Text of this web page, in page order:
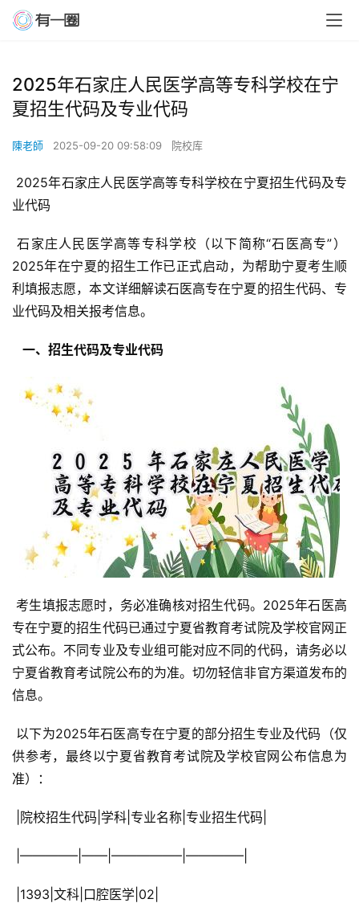
2025年石家庄人民医学高等专科学校在宁
夏招生代码及专业代码
陳老師 2025-09-20 09:58:09 院校库
业代码
石家庄人民医学高等专科学校（以下简称“石医高专”）
2025年在宁夏的招生工作已正式启动，为帮助宁夏考生顺
利填报志愿，本文详细解读石医高专在宁夏的招生代码、专
业代码及相关报考信息。
  一、招生代码及专业代码
考生填报志愿时，务必准确核对招生代码。2025年石医高
专在宁夏的招生代码已通过宁夏省教育考试院及学校官网正
式公布。不同专业及专业组可能对应不同的代码，请务必以
宁夏省教育考试院公布的为准。切勿轻信非官方渠道发布的
信息。
供参考，最终以宁夏省教育考试院及学校官网公布信息为
准）：
|院校招生代码|学科|专业名称|专业招生代码|
|————–|——|—————–|————–|
|1393|文科|口腔医学|02|